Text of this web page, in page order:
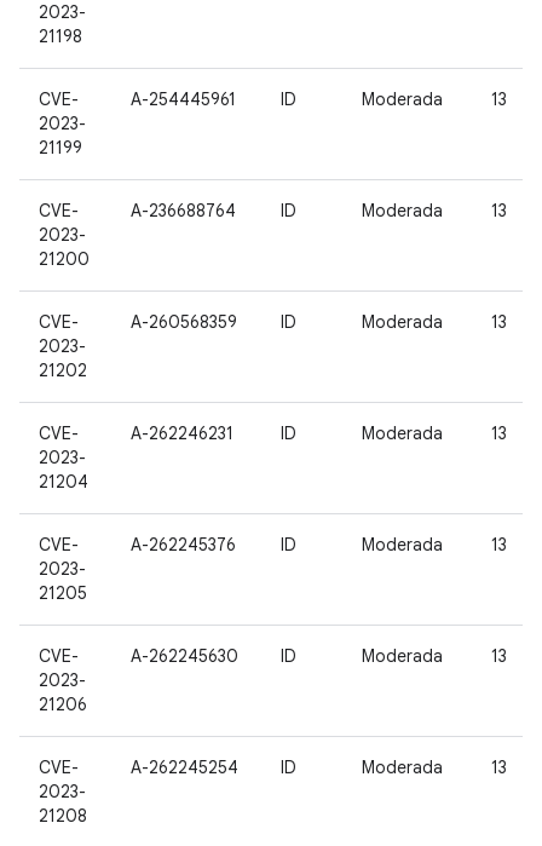
2023-
21198
CVE-
2023-
21199
A-254445961 ID Moderada 13
CVE-
2023-
21200
A-236688764 ID Moderada 13
CVE-
2023-
21202
A-260568359 ID Moderada 13
CVE-
2023-
21204
A-262246231 ID Moderada 13
CVE-
2023-
21205
A-262245376 ID Moderada 13
CVE-
2023-
21206
A-262245630 ID Moderada 13
CVE-
2023-
21208
A-262245254 ID Moderada 13